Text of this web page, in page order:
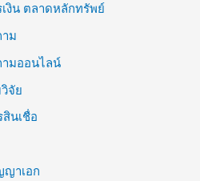
งิน ตลาดหลักทรัพย์
ม
มออนไลน์
จัย
สินเชื่อ
าเอก